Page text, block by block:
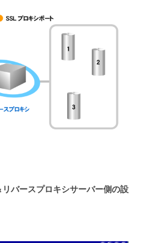
バースプロキシサーバー側の設